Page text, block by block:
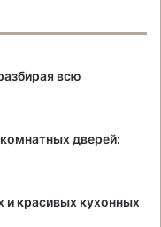
всю
дверей:
и красивых кухонных